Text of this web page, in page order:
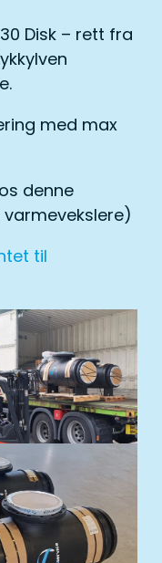
Disk – rett fra
med max
denne
til